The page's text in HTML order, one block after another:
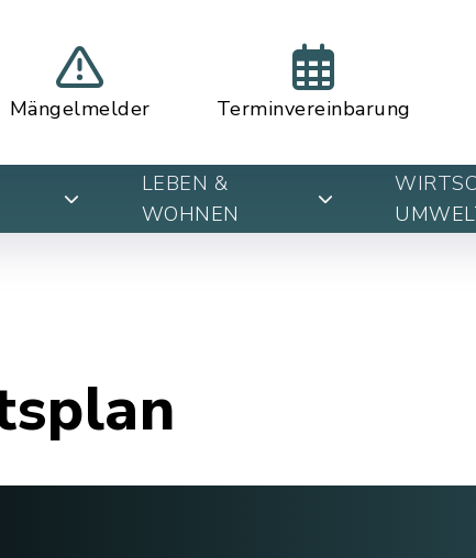
Mängelmelder Terminvereinbarung
LEBEN &
WOHNEN